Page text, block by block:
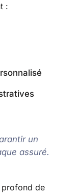
:
un
assuré.
profond de